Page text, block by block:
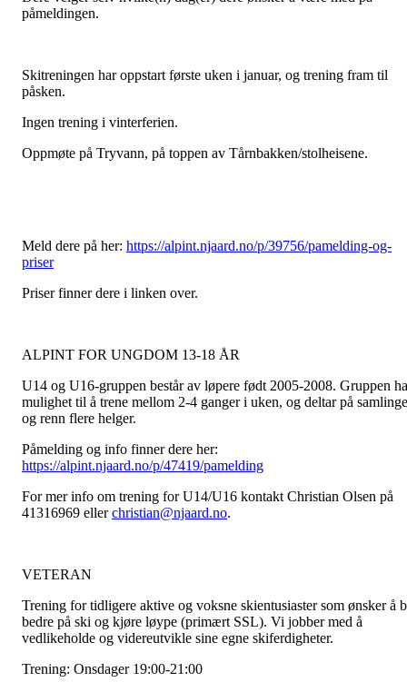
påmeldingen.
Skitreningen har oppstart første uken i januar, og trening fram til
påsken.
Ingen trening i vinterferien.
Oppmøte på Tryvann, på toppen av Tårnbakken/stolheisene.
Meld dere på her: https://alpint.njaard.no/p/39756/pamelding-og-
priser
Priser finner dere i linken over.
ALPINT FOR UNGDOM 13-18 ÅR
U14 og U16-gruppen består av løpere født 2005-2008. Gruppen
mulighet til å trene mellom 2-4 ganger i uken, og deltar på
og renn flere helger.
Påmelding og info finner dere her:
https://alpint.njaard.no/p/47419/pamelding
For mer info om trening for U14/U16 kontakt Christian Olsen på
41316969 ellerchristian@njaard.no.
VETERAN
Trening for tidligere aktive og voksne skientusiaster som ønsker å
bedre på ski og kjøre løype (primært SSL). Vi jobber med å
vedlikeholde og videreutvikle sine egne skiferdigheter.
Trening: Onsdager 19:00-21:00